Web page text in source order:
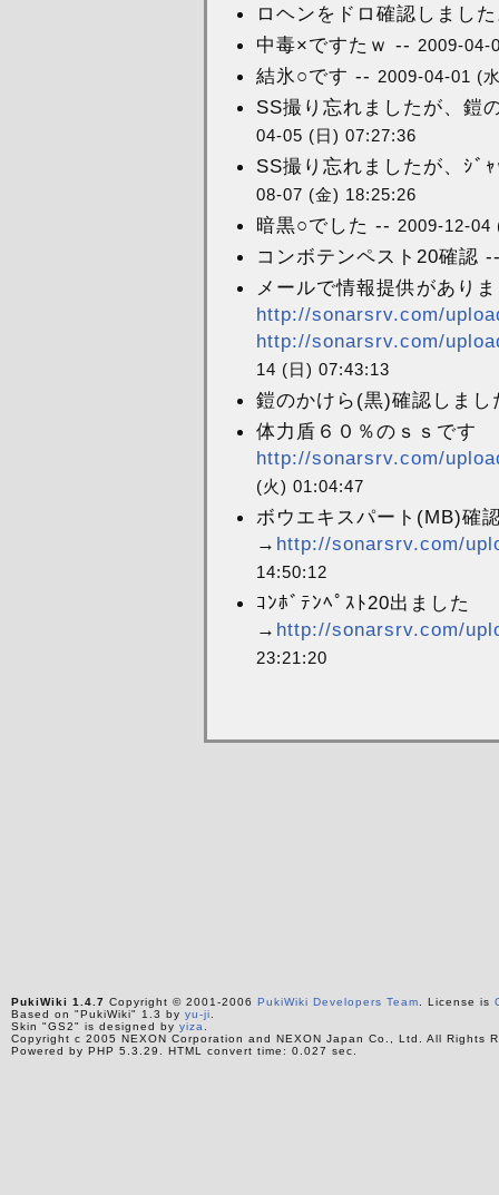
ロヘンをドロ確認しまし
中毒×ですたｗ -- 2009-04-
結氷○です -- 2009-04-01 (
SS撮り忘れましたが、鎧
04-05 (日) 07:27:36
SS撮り忘れましたが、ｼ
08-07 (金) 18:25:26
暗黒○でした -- 2009-12-04
コンボテンペスト20確認
メールで情報提供があり
http://sonarsrv.com/
http://sonarsrv.com/
14 (日) 07:43:13
鎧のかけら(黒)確認しま
体力盾６０％のｓｓです
http://sonarsrv.com/
(火) 01:04:47
ボウエキスパート(MB)確
→ http://sonarsrv.com/
14:50:12
ｺﾝﾎﾞﾃﾝﾍﾟｽﾄ20出ました
→ http://sonarsrv.com/
23:21:20
PukiWiki 1.4.7 Copyright © 2001-2006 PukiWiki Developers Team . License is
Based on "PukiWiki" 1.3 by yu-ji
Skin "GS2" is designed by yiza
Copyright c 2005 NEXON Corporation and NEXON Japan Co., Ltd. All Rights
Powered by PHP 5.3.29. HTML convert time: 0.027 sec.